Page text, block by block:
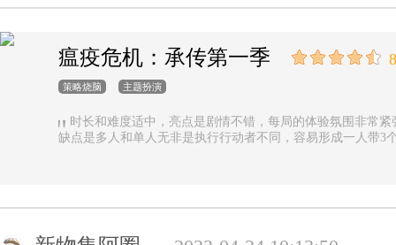
瘟疫危机：承传第一季
策略烧脑 主题扮演
时长和难度适中，亮点是剧情不错，每局的体验氛围非常
缺点是多人和单人无非是执行行动者不同，容易形成一人带3